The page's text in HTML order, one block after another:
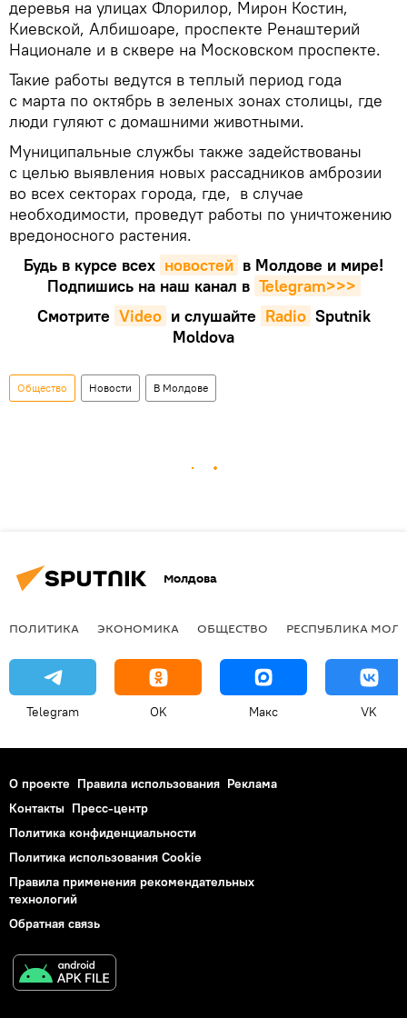
деревья на улицах Флорилор, Мирон Костин,
Киевской, Албишоаре, проспекте Ренаштерий
Национале и в сквере на Московском проспекте.
Такие работы ведутся в теплый период года
с марта по октябрь в зеленых зонах столицы, где
люди гуляют с домашними животными.
Муниципальные службы также задействованы
с целью выявления новых рассадников амброзии
во всех секторах города, где, в случае
необходимости, проведут работы по уничтожению
вредоносного растения.
Будь в курсе всех новостей в Молдове и мире!
Подпишись на наш канал в Telegram>>>
Смотрите Video и слушайте Radio Sputnik
Moldova
Общество Новости В Молдове
Молдова
ПОЛИТИКА ЭКОНОМИКА ОБЩЕСТВО РЕСПУБЛИКА
Telegram OK Макс VK
О проекте Правила использования Реклама
Контакты Пресс-центр
Политика конфиденциальности
Политика использования Cookie
Правила применения рекомендательных
технологий
Обратная связь